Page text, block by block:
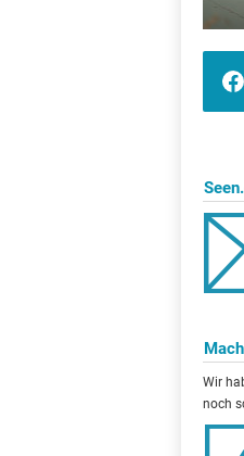
Wir
noch